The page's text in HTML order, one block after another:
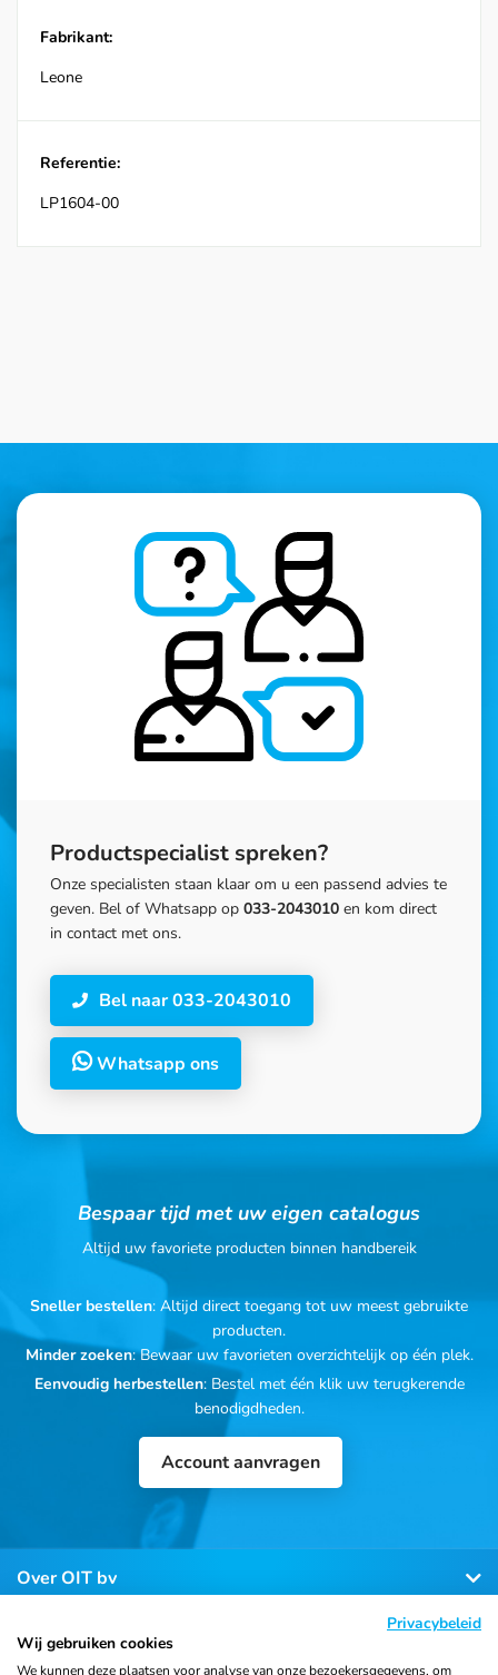
Fabrikant:
Leone
Referentie:
LP1604-00
Productspecialist spreken?
Onze specialisten staan klaar om u een passend advies te
geven. Bel of Whatsapp op 033-2043010 en kom direct
in contact met ons.
Bel naar 033-2043010
Whatsapp ons
Bespaar tijd met uw eigen catalogus
Altijd uw favoriete producten binnen handbereik
Sneller bestellen: Altijd direct toegang tot uw meest gebruikte
producten.
Minder zoeken: Bewaar uw favorieten overzichtelijk op één plek.
Eenvoudig herbestellen: Bestel met één klik uw terugkerende
benodigdheden.
Account aanvragen
Over OIT bv
Klantenservice
Privacybeleid
Wij gebruiken cookies
We kunnen deze plaatsen voor analyse van onze bezoekersgegevens, om